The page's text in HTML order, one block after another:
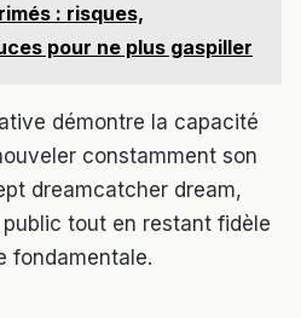
: risques,
pour ne plus gaspiller
démontre la capacité
constamment son
dreamcatcher dream,
tout en restant fidèle
fondamentale.